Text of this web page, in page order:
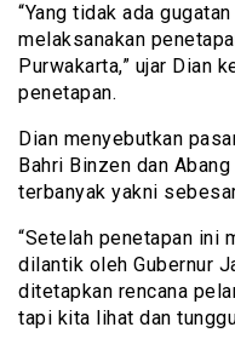
“Yang tidak ada
melaksanakan
Purwakarta,” ujar Dian
penetapan.
Dian menyebutkan
Bahri Binzen dan
terbanyak yakni
“Setelah penetapan ini
dilantik oleh Gubernur
ditetapkan rencana
tapi kita lihat dan